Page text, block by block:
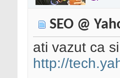
SEO @
ati vazut ca
http://